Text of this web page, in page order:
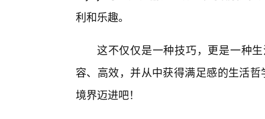
利和乐趣。
这不仅仅是一种技巧，更是一种
容、高效，并从中获得满足感的生活
境界迈进吧！